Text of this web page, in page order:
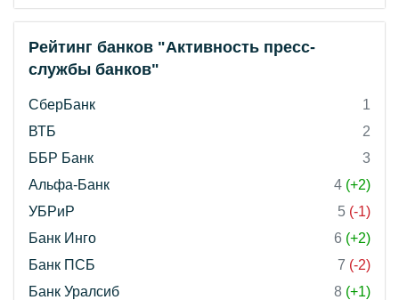
Рейтинг банков "Активность пресс-
службы банков"
СберБанк
1
ВТБ
2
ББР Банк
3
Альфа-Банк
4 (+2)
УБРиР
5 (-1)
Банк Инго
6 (+2)
Банк ПСБ
7 (-2)
Банк Уралсиб
8 (+1)